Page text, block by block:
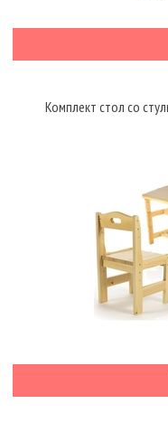
Комплект стол со